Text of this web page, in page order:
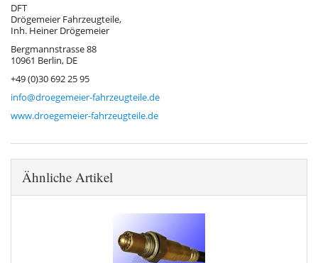
DFT
Drögemeier Fahrzeugteile,
Inh. Heiner Drögemeier
Bergmannstrasse 88
10961 Berlin, DE
+49 (0)30 692 25 95
info@droegemeier-fahrzeugteile.de
www.droegemeier-fahrzeugteile.de
Ähnliche Artikel